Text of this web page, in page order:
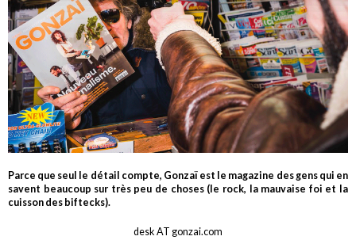
Parce que seul le détail compte, Gonzaï est le magazine des gens qui en
savent beaucoup sur très peu de choses (le rock, la mauvaise foi et la
cuisson des biftecks).
desk AT gonzai.com